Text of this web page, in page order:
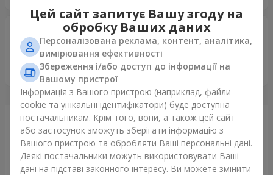
19.03.2023
4
Спасибо что доставляете радость,все было сделано на
высшем уровне. Спасибо
Щойно доставили
Цей сайт запитує Вашу згоду на
обробку Ваших даних
Персоналізована реклама, контент, аналітика,
вимірювання ефективності
Збереження і/або доступ до інформації на
Вашому пристрої
Інформація з Вашого пристрою (наприклад, файли
cookie та унікальні ідентифікатори) буде доступна
постачальникам. Крім того, вони, а також цей сайт
або застосунок зможуть зберігати інформацію з
Вашого пристрою та обробляти Ваші персональні дані.
Деякі постачальники можуть використовувати Ваші
дані на підставі законного інтересу. Ви можете змінити